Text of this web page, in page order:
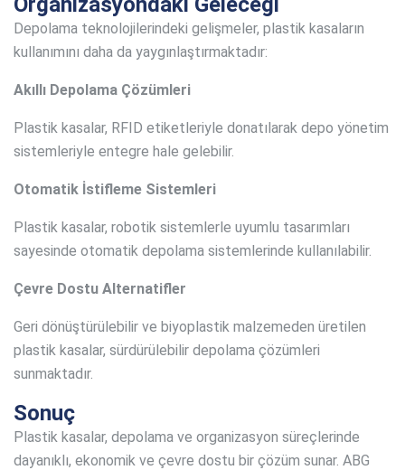
Depolama teknolojilerindeki gelişmeler, plastik kasaların
kullanımını daha da yaygınlaştırmaktadır:
Akıllı Depolama Çözümleri
Plastik kasalar, RFID etiketleriyle donatılarak depo yönetim
sistemleriyle entegre hale gelebilir.
Otomatik İstifleme Sistemleri
Plastik kasalar, robotik sistemlerle uyumlu tasarımları
sayesinde otomatik depolama sistemlerinde kullanılabilir.
Çevre Dostu Alternatifler
Geri dönüştürülebilir ve biyoplastik malzemeden üretilen
plastik kasalar, sürdürülebilir depolama çözümleri
sunmaktadır.
Sonuç
Plastik kasalar, depolama ve organizasyon süreçlerinde
dayanıklı, ekonomik ve çevre dostu bir çözüm sunar. ABG